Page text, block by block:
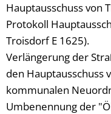
Hauptausschuss von
Protokoll
Troisdorf E 1625).
Verlängerung der
den Hauptausschuss
kommunalen
Umbenennung der